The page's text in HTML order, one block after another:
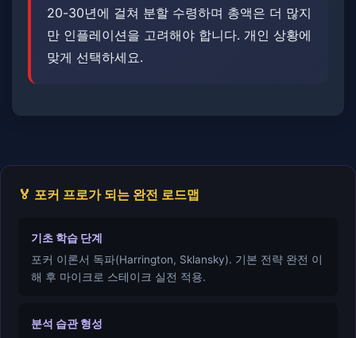
20-30년에 걸쳐 분할 수령하며 총액은 더 많지
만 인플레이션을 고려해야 합니다. 개인 상황에
맞게 선택하세요.
🏅 포커 프로가 되는 완전 로드맵
기초 학습 단계
포커 이론서 독파(Harrington, Sklansky). 기본 전략 완전 이
해 후 마이크로 스테이크 실전 적용.
분석 습관 형성